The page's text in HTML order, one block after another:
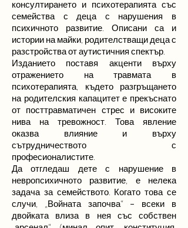
консултирането и психотерапията със
семейства с деца с нарушения в
психичното развитие. Описани са и
истории на майки, родителстващи деца с
разстройства от аутистичния спектър.
Изданието поставя акценти върху
отражението на травмата в
психотерапията, където разгръщането
на родителския капацитет е прекъснато
от посттравматичен стрес и високите
нива на тревожност. Това явление
оказва влияние и върху
сътрудничеството с
професионалистите.
Да отгледаш дете с нарушение в
невропсихичното развитие, е нелека
задача за семейството. Когато това се
случи, „Войната започва“ – всеки в
двойката влиза в нея със собствен